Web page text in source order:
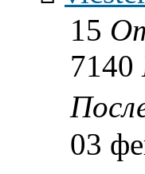
15
7140
03